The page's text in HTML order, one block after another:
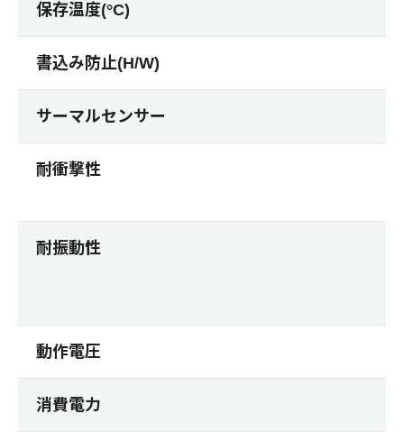
保存温度(°C)
書込み防止(H/W)
サーマルセンサー
耐衝撃性
耐振動性
動作電圧
消費電力